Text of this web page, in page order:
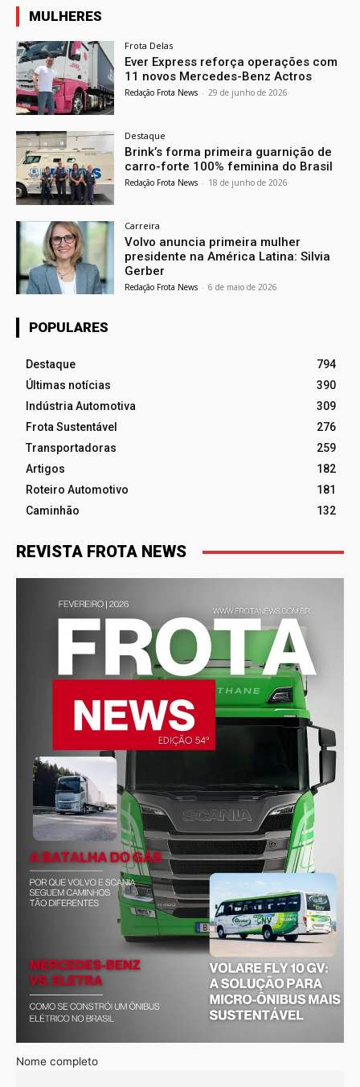
MULHERES
Frota Delas
Ever Express reforça operações com
11 novos Mercedes-Benz Actros
Redação Frota News - 29 de junho de 2026
Destaque
Brink’s forma primeira guarnição de
carro-forte 100% feminina do Brasil
Redação Frota News - 18 de junho de 2026
Carreira
Volvo anuncia primeira mulher
presidente na América Latina: Silvia
Gerber
Redação Frota News - 6 de maio de 2026
POPULARES
Destaque
794
Últimas notícias
390
Indústria Automotiva
309
Frota Sustentável
276
Transportadoras
259
Artigos
182
Roteiro Automotivo
181
Caminhão
132
REVISTA FROTA NEWS
Nome completo